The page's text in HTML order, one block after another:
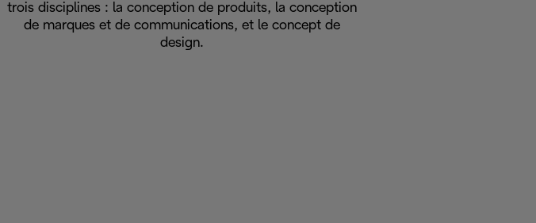
trois disciplines : la conception de produits, la conception
de marques et de communications, et le concept de
design.